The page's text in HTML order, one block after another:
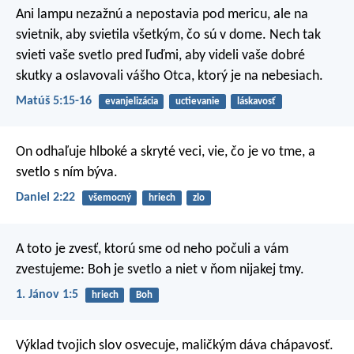
Ani lampu nezažnú a nepostavia pod mericu, ale na
svietnik, aby svietila všetkým, čo sú v dome. Nech tak
svieti vaše svetlo pred ľuďmi, aby videli vaše dobré
skutky a oslavovali vášho Otca, ktorý je na nebesiach.
Matúš 5:15-16 evanjelizácia uctievanie láskavosť
On odhaľuje hlboké a skryté veci, vie, čo je vo tme, a
svetlo s ním býva.
Daniel 2:22 všemocný hriech zlo
A toto je zvesť, ktorú sme od neho počuli a vám
zvestujeme: Boh je svetlo a niet v ňom nijakej tmy.
1. Jánov 1:5 hriech Boh
Výklad tvojich slov osvecuje, maličkým dáva chápavosť.